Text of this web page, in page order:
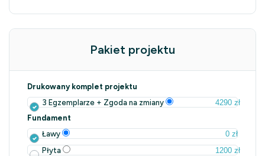
Pakiet projektu
Drukowany komplet projektu
3 Egzemplarze + Zgoda na zmiany
4290 zł
Fundament
Ławy
0 zł
Płyta
1200 zł